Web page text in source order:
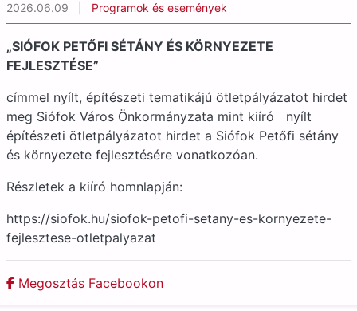
2026.06.09 Programok és események
„SIÓFOK PETŐFI SÉTÁNY ÉS KÖRNYEZETE
FEJLESZTÉSE”
címmel nyílt, építészeti tematikájú ötletpályázatot hirdet
meg Siófok Város Önkormányzata mint kiíró nyílt
építészeti ötletpályázatot hirdet a Siófok Petőfi sétány
és környezete fejlesztésére vonatkozóan.
Részletek a kiíró homnlapján:
https://siofok.hu/siofok-petofi-setany-es-kornyezete-
fejlesztese-otletpalyazat
Megosztás Facebookon